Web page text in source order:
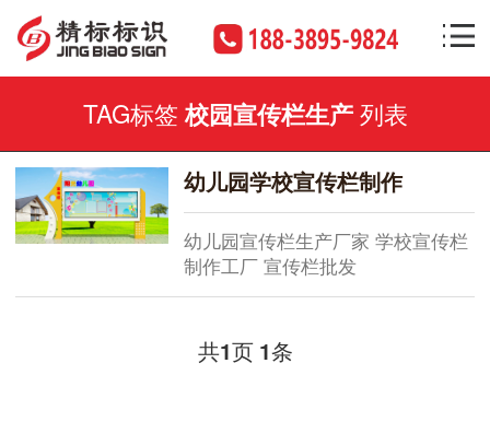
TAG标签校园宣传栏生产列表
幼儿园学校宣传栏制作
幼儿园宣传栏生产厂家 学校宣传栏
制作工厂 宣传栏批发
共1页 1条